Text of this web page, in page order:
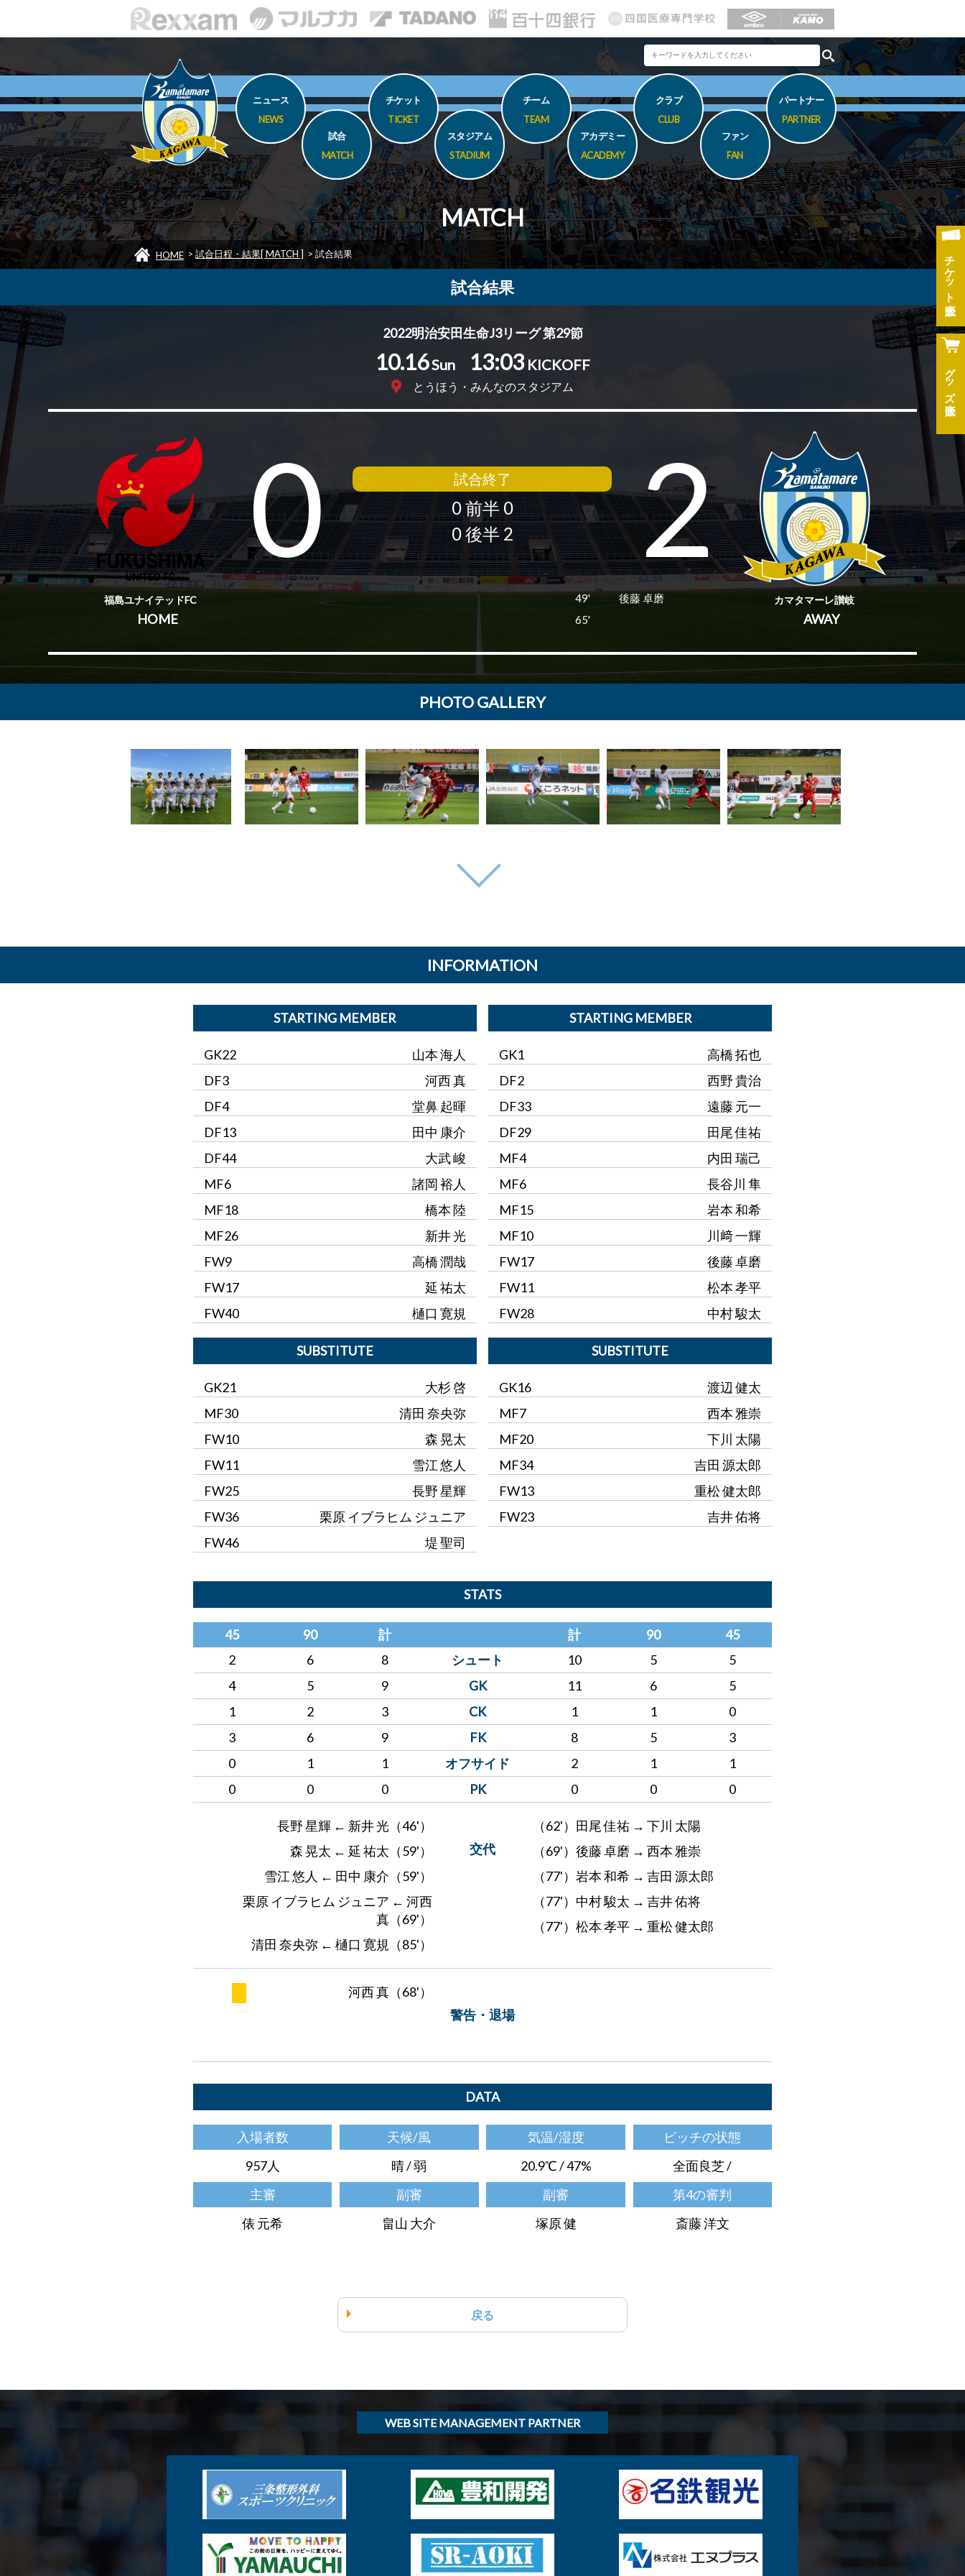
チケット
グッズ
ニュース
NEWS
試合
MATCH
チケット
TICKET
スタジアム
STADIUM
チーム
TEAM
アカデミー
ACADEMY
クラブ
CLUB
ファン
FAN
パートナー
PARTNER
MATCH
HOME > 試合日程・結果[ MATCH ] > 試合結果
試合結果
2022明治安田生命J3リーグ 第29節
10.16Sun 13:03KICKOFF
とうほう・みんなのスタジアム
福島ユナイテッドFC
HOME
0 試合終了
0 前半 0
0 後半 2
2
49'
後藤 卓磨
65'
カマタマーレ讃岐
AWAY
PHOTO GALLERY
INFORMATION
STARTING MEMBER
GK22
山本 海人
DF3
河西 真
DF4
堂鼻 起暉
DF13
田中 康介
DF44
大武 峻
MF6
諸岡 裕人
MF18
橋本 陸
MF26
新井 光
FW9
高橋 潤哉
FW17
延 祐太
FW40
樋口 寛規
STARTING MEMBER
GK1
高橋 拓也
DF2
西野 貴治
DF33
遠藤 元一
DF29
田尾 佳祐
MF4
内田 瑞己
MF6
長谷川 隼
MF15
岩本 和希
MF10
川﨑 一輝
FW17
後藤 卓磨
FW11
松本 孝平
FW28
中村 駿太
SUBSTITUTE
GK21
大杉 啓
MF30
清田 奈央弥
FW10
森 晃太
FW11
雪江 悠人
FW25
長野 星輝
FW36
栗原 イブラヒム ジュニア
FW46
堤 聖司
SUBSTITUTE
GK16
渡辺 健太
MF7
西本 雅崇
MF20
下川 太陽
MF34
吉田 源太郎
FW13
重松 健太郎
FW23
吉井 佑将
STATS
45 90 計 計 90
45
2
6 8 シュート 10 5
5
4
5 9 GK 11 6
5
1
2 3 CK 1 1
0
3
6 9 FK 8 5
3
0
1 1 オフサイド 2 1
1
0
0 0 PK 0 0 0
交代
長野 星輝 ← 新井 光（46'）
森 晃太 ← 延 祐太（59'）
雪江 悠人 ← 田中 康介（59'）
栗原 イブラヒム ジュニア ← 河西
真（69'）
清田 奈央弥 ← 樋口 寛規（85'）
（62'）田尾 佳祐 → 下川 太陽
（69'）後藤 卓磨 → 西本 雅崇
（77'）岩本 和希 → 吉田 源太郎
（77'）中村 駿太 → 吉井 佑将
（77'）松本 孝平 → 重松 健太郎
警告・退場
河西 真（68'）
DATA
入場者数
957人
天候/風
晴 / 弱
気温/湿度
20.9℃ / 47%
ピッチの状態
全面良芝 /
主審
俵 元希
副審
畠山 大介
副審
塚原 健
第4の審判
斎藤 洋文
戻る
WEB SITE MANAGEMENT PARTNER